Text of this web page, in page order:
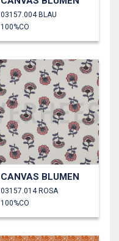
03157.004 BLAU
100%CO
CANVAS BLUMEN
03157.014 ROSA
100%CO